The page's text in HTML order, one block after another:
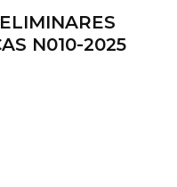
N010-2025